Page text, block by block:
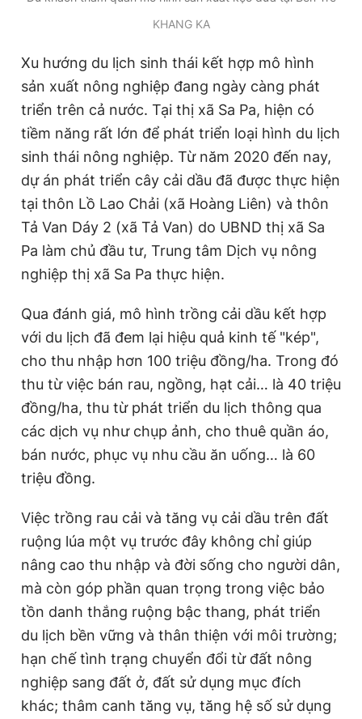
KHANG KA
Xu hướng du lịch sinh thái kết hợp mô hình
sản xuất nông nghiệp đang ngày càng phát
triển trên cả nước. Tại thị xã Sa Pa, hiện có
tiềm năng rất lớn để phát triển loại hình du lịch
sinh thái nông nghiệp. Từ năm 2020 đến nay,
dự án phát triển cây cải dầu đã được thực hiện
tại thôn Lồ Lao Chải (xã Hoàng Liên) và thôn
Tả Van Dáy 2 (xã Tả Van) do UBND thị xã Sa
Pa làm chủ đầu tư, Trung tâm Dịch vụ nông
nghiệp thị xã Sa Pa thực hiện.
Qua đánh giá, mô hình trồng cải dầu kết hợp
với du lịch đã đem lại hiệu quả kinh tế "kép",
cho thu nhập hơn 100 triệu đồng/ha. Trong đó
thu từ việc bán rau, ngồng, hạt cải… là 40 triệu
đồng/ha, thu từ phát triển du lịch thông qua
các dịch vụ như chụp ảnh, cho thuê quần áo,
bán nước, phục vụ nhu cầu ăn uống… là 60
triệu đồng.
Việc trồng rau cải và tăng vụ cải dầu trên đất
ruộng lúa một vụ trước đây không chỉ giúp
nâng cao thu nhập và đời sống cho người dân,
mà còn góp phần quan trọng trong việc bảo
tồn danh thắng ruộng bậc thang, phát triển
du lịch bền vững và thân thiện với môi trường;
hạn chế tình trạng chuyển đổi từ đất nông
nghiệp sang đất ở, đất sử dụng mục đích
khác; thâm canh tăng vụ, tăng hệ số sử dụng